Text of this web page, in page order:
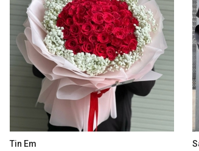
Tin Em
Mua ngay